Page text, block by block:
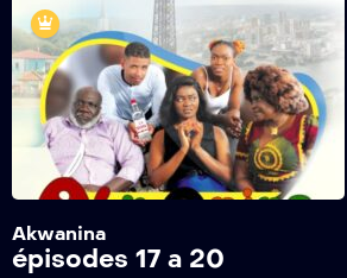
Akwanina
épisodes 17 a 20